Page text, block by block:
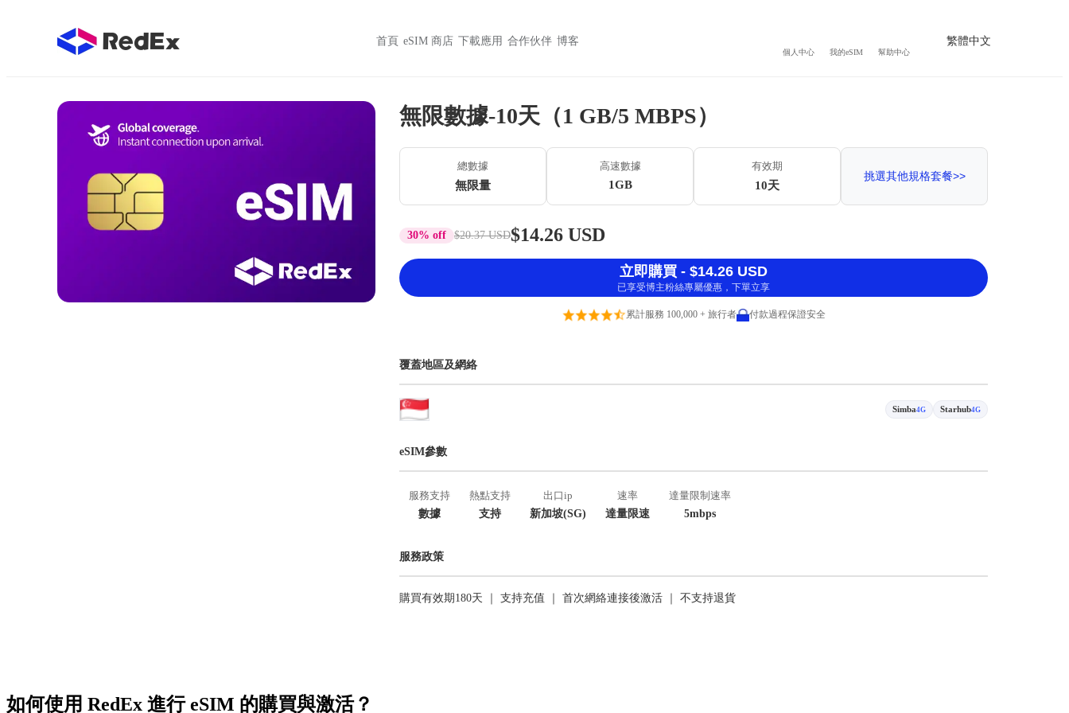
首頁 eSIM 商店 下載應用 合作伙伴 博客
個人中心 我的eSIM 幫助中心
繁體中文
無限數據-10天（1 GB/5 MBPS）
總數據
無限量
高速數據
1GB
有效期
10天
挑選其他規格套餐>>
30% off $20.37 USD$14.26 USD
立即購買 - $14.26 USD
已享受博主粉絲專屬優惠，下單立享
累計服務 100,000 + 旅行者 付款過程保證安全
覆蓋地區及網絡
Simba4G Starhub4G
eSIM參數
服務支持
數據
熱點支持
支持
出口ip
新加坡(SG)
速率
達量限速
達量限制速率
5mbps
服務政策
購買有效期180天 ｜ 支持充值 ｜ 首次網絡連接後激活 ｜ 不支持退貨
如何使用 RedEx 進行 eSIM 的購買與激活？